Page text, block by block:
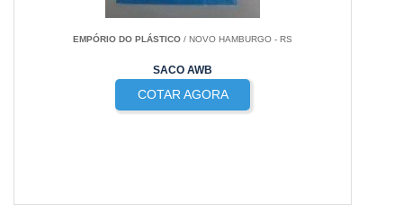
EMPÓRIO DO PLÁSTICO / NOVO HAMBURGO - RS
SACO AWB
COTAR AGORA